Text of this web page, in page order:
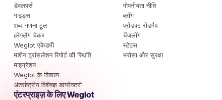
डेवलपर्स
गाइड्स
शब्द गणना टूल
हरेफ़्लैंग चेकर
Weglot एकेडमी
मशीन ट्रांसलेशन रिपोर्ट की स्थिति
माइग्रेशन
Weglot के विकल्प
अंतर्राष्ट्रीय विशेषज्ञ डायरेक्टरी
गोपनीयता नीति
ब्लॉग
प्रोडक्ट रोडमैप
चेंजलॉग
स्टेटस
भरोसा और सुरक्षा
एंटरप्राइज़ के लिए Weglot